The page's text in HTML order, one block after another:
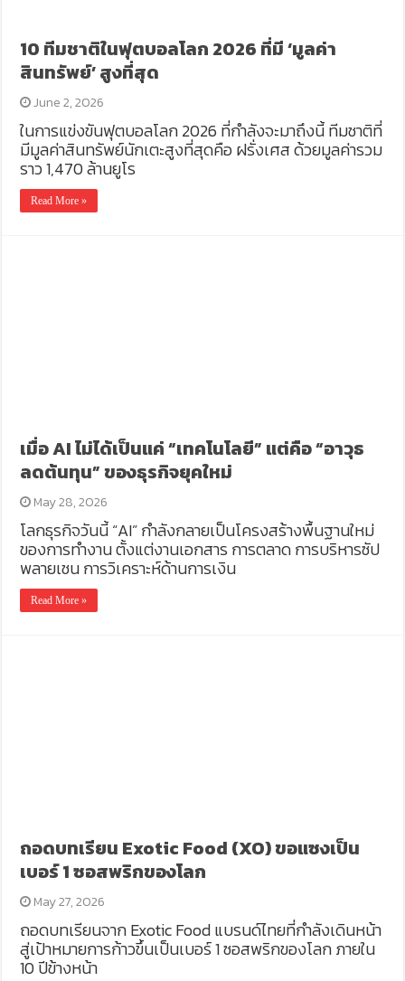
10 ทีมชาติในฟุตบอลโลก 2026 ที่มี ‘มูลค่า
สินทรัพย์’ สูงที่สุด
June 2, 2026
ในการแข่งขันฟุตบอลโลก 2026 ที่กำลังจะมาถึงนี้ ทีมชาติที่
มีมูลค่าสินทรัพย์นักเตะสูงที่สุดคือ ฝรั่งเศส ด้วยมูลค่ารวม
ราว 1,470 ล้านยูโร
Read More »
เมื่อ AI ไม่ได้เป็นแค่ “เทคโนโลยี” แต่คือ “อาวุธ
ลดต้นทุน” ของธุรกิจยุคใหม่
May 28, 2026
โลกธุรกิจวันนี้ “AI” กำลังกลายเป็นโครงสร้างพื้นฐานใหม่
ของการทำงาน ตั้งแต่งานเอกสาร การตลาด การบริหารซัป
พลายเชน การวิเคราะห์ด้านการเงิน
Read More »
ถอดบทเรียน Exotic Food (XO) ขอแซงเป็น
เบอร์ 1 ซอสพริกของโลก
May 27, 2026
ถอดบทเรียนจาก Exotic Food แบรนด์ไทยที่กำลังเดินหน้า
สู่เป้าหมายการก้าวขึ้นเป็นเบอร์ 1 ซอสพริกของโลก ภายใน
10 ปีข้างหน้า